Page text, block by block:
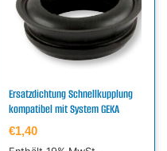
Ersatzdichtung Schnellkupplung
kompatibel mit System GEKA
€1,40